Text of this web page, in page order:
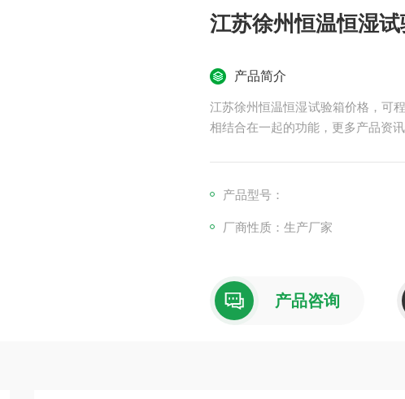
江苏徐州恒温恒湿
产品简介
江苏徐州恒温恒湿试验箱价格，可
相结合在一起的功能，更多产品资
产品型号：
厂商性质：生产厂家
产品咨询